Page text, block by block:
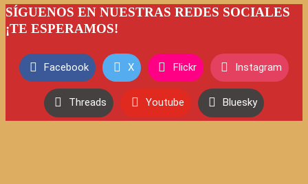
SÍGUENOS EN NUESTRAS REDES SOCIALES
¡TE ESPERAMOS!
Facebook X Flickr Instagram
Threads Youtube Bluesky